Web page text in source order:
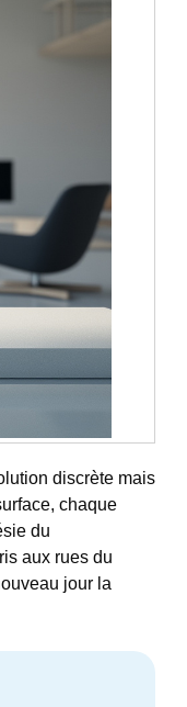
discrète mais
chaque
du
aux rues du
jour la